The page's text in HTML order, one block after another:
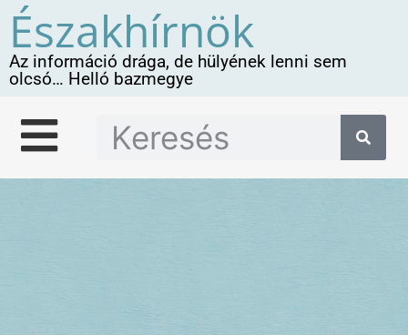
Északhírnök
Az információ drága, de hülyének lenni sem
olcsó… Helló bazmegye